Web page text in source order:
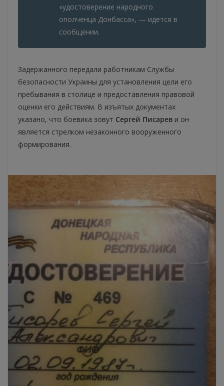
«удостоверение народного
ополченца Донбасса», — идется в
сообщении.
Задержанного передали работникам Службы
безопасности Украины для установления цели его
пребывания в столице и предоставления правовой
оценки его действиям. В изъятых документах
указано, что боевика зовут Сергей Писарев и он
является стрелком незаконного вооруженного
формирования.